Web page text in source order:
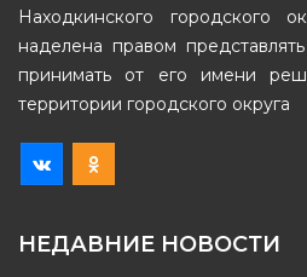
Находкинского городского
наделена правом
принимать от его имени
территории городского округа
НЕДАВНИЕ НОВОСТИ